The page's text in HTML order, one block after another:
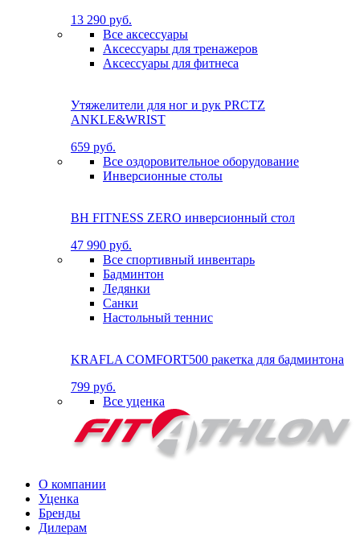
13 290 руб.
Все аксессуары
Аксессуары для тренажеров
Аксессуары для фитнеса
Утяжелители для ног и рук PRCTZ
ANKLE&WRIST
659 руб.
Все оздоровительное оборудование
Инверсионные столы
BH FITNESS ZERO инверсионный стол
47 990 руб.
Все спортивный инвентарь
Бадминтон
Ледянки
Санки
Настольный теннис
KRAFLA COMFORT500 ракетка для бадминтона
799 руб.
Все уценка
О компании
Уценка
Бренды
Дилерам